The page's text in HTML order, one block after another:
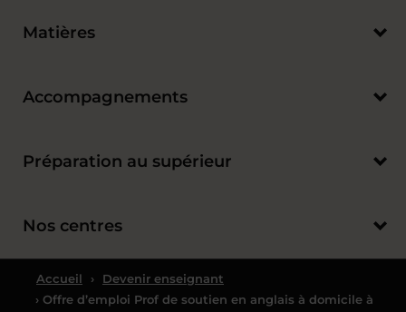
Matières
Accompagnements
Préparation au supérieur
Nos centres
Accueil ›
Devenir enseignant
› Offre d’emploi Prof de soutien en anglais à domicile à